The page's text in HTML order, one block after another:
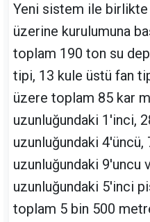
Yeni sistem ile
üzerine kurulumuna
toplam 190 ton su
tipi, 13 kule üstü fan
üzere toplam 85 kar
uzunluğundaki 1'inci,
uzunluğundaki
uzunluğundaki 9'uncu
uzunluğundaki 5'inci
toplam 5 bin 500